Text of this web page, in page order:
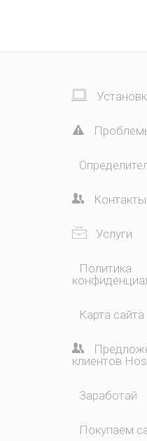
Контакты
Услуги
Политика
Карта сайта
клиентов
Заработай
Покупаем